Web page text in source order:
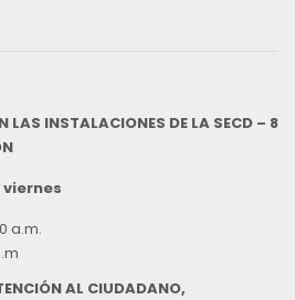
LAS INSTALACIONES DE LA SECD – 8
a.m.
AL CIUDADANO,